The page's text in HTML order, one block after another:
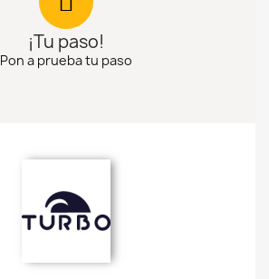
¡Tu paso!
Pon a prueba tu paso